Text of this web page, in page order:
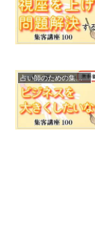
占い師のための集客講座